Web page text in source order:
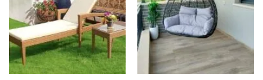
את
האפשרויות
בעמוד
המוצר
את
האפשרויות
בעמוד
המוצר